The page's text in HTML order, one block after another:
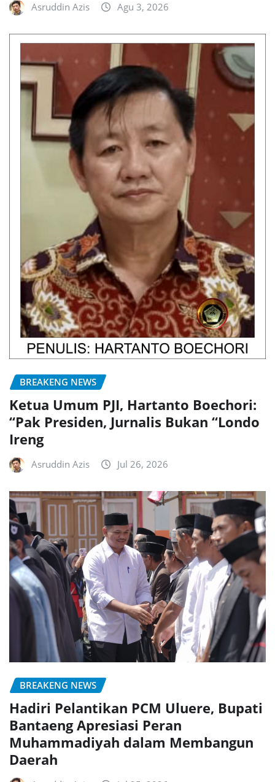
Asruddin Azis Agu 3, 2026
BREAKENG NEWS
Ketua Umum PJI, Hartanto Boechori:
“Pak Presiden, Jurnalis Bukan “Londo
Ireng
Asruddin Azis Jul 26, 2026
BREAKENG NEWS
Hadiri Pelantikan PCM Uluere, Bupati
Bantaeng Apresiasi Peran
Muhammadiyah dalam Membangun
Daerah